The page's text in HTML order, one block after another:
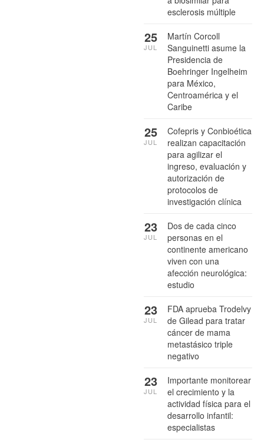
esclerosis múltiple
Martín Corcoll
Sanguinetti asume la
Presidencia de
Boehringer Ingelheim
para México,
Centroamérica y el
Caribe
25
JUL
Cofepris y Conbioética
realizan capacitación
para agilizar el
ingreso, evaluación y
autorización de
protocolos de
investigación clínica
25
JUL
Dos de cada cinco
personas en el
continente americano
viven con una
afección neurológica:
estudio
23
JUL
FDA aprueba Trodelvy
de Gilead para tratar
cáncer de mama
metastásico triple
negativo
23
JUL
Importante monitorear
el crecimiento y la
actividad física para el
desarrollo infantil:
especialistas
23
JUL